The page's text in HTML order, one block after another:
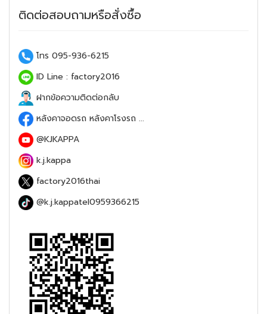
ติดต่อสอบถามหรือสั่งซื้อ
โทร 095-936-6215
ID Line : factory2016
ฝากข้อความติดต่อกลับ
หลังคาจอดรถ หลังคาโรงรถ ...
@KJKAPPA
k.j.kappa
factory2016thai
@k.j.kappatel0959366215